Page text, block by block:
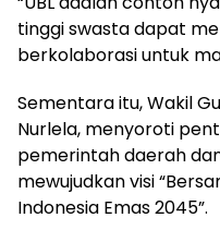
tinggi swasta dapat
berkolaborasi untuk
Sementara itu, Wakil
Nurlela, menyoroti
pemerintah daerah
mewujudkan visi
Indonesia Emas 2045”.